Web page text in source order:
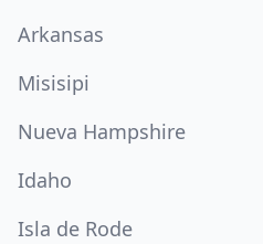
Arkansas
Misisipi
Nueva Hampshire
Idaho
Isla de Rode